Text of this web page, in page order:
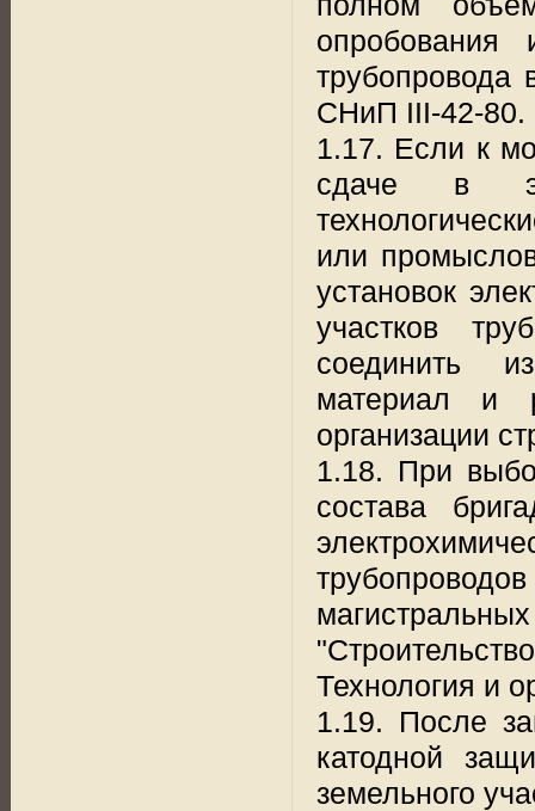
трубопровода
СНиП III-42-80.
1.17. Если к
сдаче в
или
установок
участков
соединить
материал и
организации
1.18. При
состава
Технология и
1.19. После
катодной
земельного